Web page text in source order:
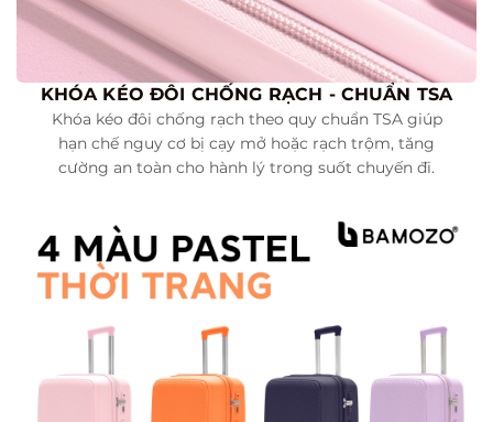
KHÓA KÉO ĐÔI CHỐNG RẠCH - CHUẨN TSA
Khóa kéo đôi chống rạch theo quy chuẩn TSA giúp
hạn chế nguy cơ bị cạy mở hoặc rạch trộm, tăng
cường an toàn cho hành lý trong suốt chuyến đi.